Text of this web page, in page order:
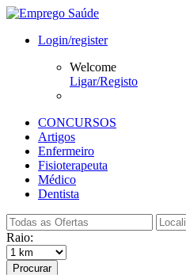
Login/register
Welcome
Ligar/Registo
CONCURSOS
Artigos
Enfermeiro
Fisioterapeuta
Médico
Dentista
Raio:
Procurar